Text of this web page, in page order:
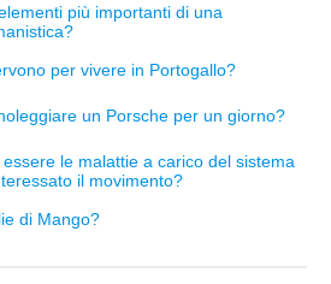
più importanti di una
per vivere in Portogallo?
un Porsche per un giorno?
le malattie a carico del sistema
il movimento?
di Mango?